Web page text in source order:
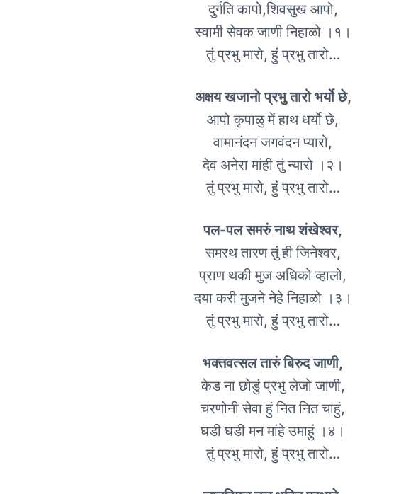
दुर्गति कापो,शिवसुख आपो,
स्वामी सेवक जाणी निहाळो ।१।
तुं प्रभु मारो, हुं प्रभु तारो…
अक्षय खजानो प्रभु तारो भर्यो छे,
आपो कृपाळु में हाथ धर्यो छे,
वामानंदन जगवंदन प्यारो,
देव अनेरा मांही तुं न्यारो ।२।
तुं प्रभु मारो, हुं प्रभु तारो…
पल-पल समरुं नाथ शंखेश्वर,
समरथ तारण तुं ही जिनेश्वर,
प्राण थकी मुज अधिको व्हालो,
दया करी मुजने नेहे निहाळो ।३।
तुं प्रभु मारो, हुं प्रभु तारो…
भक्तवत्सल तारुं बिरुद जाणी,
केड ना छोडुं प्रभु लेजो जाणी,
चरणोनी सेवा हुं नित नित चाहुं,
घडी घडी मन मांहे उमाहुं ।४।
तुं प्रभु मारो, हुं प्रभु तारो…